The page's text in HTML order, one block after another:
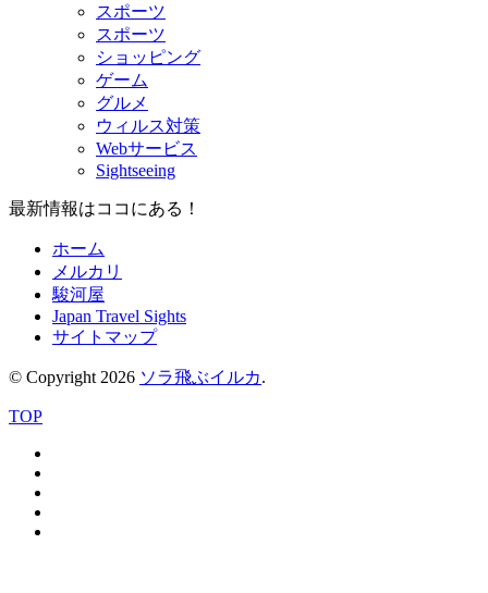
スポーツ
スポーツ
ショッピング
ゲーム
グルメ
ウィルス対策
Webサービス
Sightseeing
最新情報はココにある！
ホーム
メルカリ
駿河屋
Japan Travel Sights
サイトマップ
© Copyright 2026 ソラ飛ぶイルカ.
TOP